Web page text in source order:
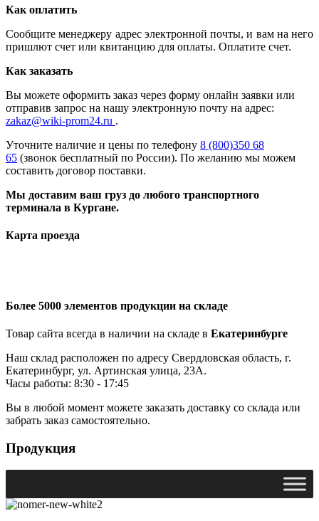
Как оплатить
Сообщите менеджеру адрес электронной почты, и вам на него
пришлют счет или квитанцию для оплаты. Оплатите счет.
Как заказать
Вы можете оформить заказ через форму онлайн заявки или
отправив запрос на нашу электронную почту на адрес:
zakaz@wiki-prom24.ru .
Уточните наличие и цены по телефону 8 (800)350 68
65 (звонок бесплатный по России). По желанию мы можем
составить договор поставки.
Мы доставим ваш груз до любого транспортного
терминала в Кургане.
Карта проезда
Более 5000 элементов продукции на складе
Товар сайта всегда в наличии на складе в Екатеринбурге
Наш склад расположен по адресу Свердловская область, г.
Екатеринбург, ул. Артинская улица, 23А.
Часы работы: 8:30 - 17:45
Вы в любой момент можете заказать доставку со склада или
забрать заказ самостоятельно.
Продукция